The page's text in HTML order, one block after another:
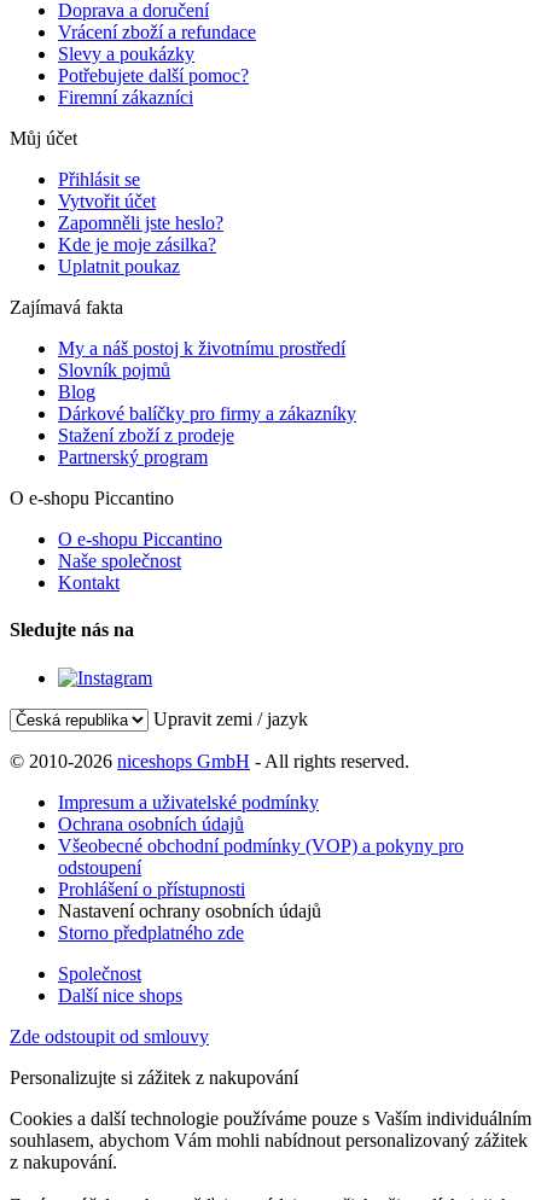
Doprava a doručení
Vrácení zboží a refundace
Slevy a poukázky
Potřebujete další pomoc?
Firemní zákazníci
Můj účet
Přihlásit se
Vytvořit účet
Zapomněli jste heslo?
Kde je moje zásilka?
Uplatnit poukaz
Zajímavá fakta
My a náš postoj k životnímu prostředí
Slovník pojmů
Blog
Dárkové balíčky pro firmy a zákazníky
Stažení zboží z prodeje
Partnerský program
O e-shopu Piccantino
O e-shopu Piccantino
Naše společnost
Kontakt
Sledujte nás na
Upravit zemi / jazyk
© 2010-2026 niceshops GmbH - All rights reserved.
Impresum a uživatelské podmínky
Ochrana osobních údajů
Všeobecné obchodní podmínky (VOP) a pokyny pro
odstoupení
Prohlášení o přístupnosti
Nastavení ochrany osobních údajů
Storno předplatného zde
Společnost
Další nice shops
Zde odstoupit od smlouvy
Personalizujte si zážitek z nakupování
Cookies a další technologie používáme pouze s Vaším individuálním
souhlasem, abychom Vám mohli nabídnout personalizovaný zážitek
z nakupování.